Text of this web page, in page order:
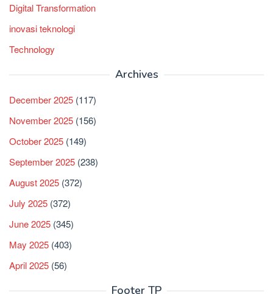
Digital Transformation
inovasi teknologi
Technology
Archives
December 2025 (117)
November 2025 (156)
October 2025 (149)
September 2025 (238)
August 2025 (372)
July 2025 (372)
June 2025 (345)
May 2025 (403)
April 2025 (56)
Footer TP